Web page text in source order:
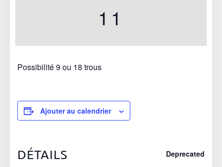
11
Possibilité 9 ou 18 trous
Ajouter au calendrier
DÉTAILS Deprecated